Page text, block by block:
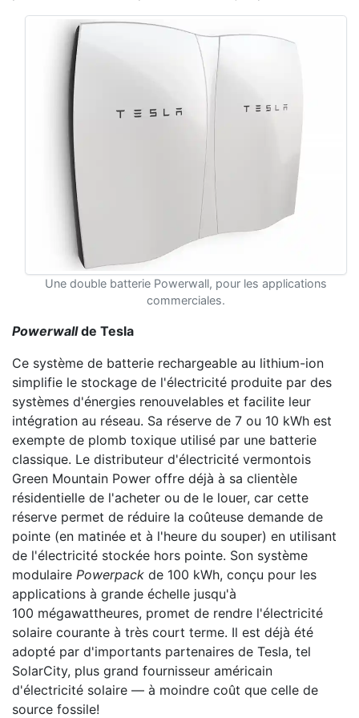
Une double batterie Powerwall, pour les applications
commerciales.
Powerwallde Tesla
Ce système de batterie rechargeable au lithium-ion
simplifie le stockage de l'électricité produite par des
systèmes d'énergies renouvelables et facilite leur
intégration au réseau. Sa réserve de 7 ou 10 kWh est
exempte de plomb toxique utilisé par une batterie
classique. Le distributeur d'électricité vermontois
Green Mountain Power offre déjà à sa clientèle
résidentielle de l'acheter ou de le louer, car cette
réserve permet de réduire la coûteuse demande de
pointe (en matinée et à l'heure du souper) en utilisant
de l'électricité stockée hors pointe. Son système
modulaire Powerpack de 100 kWh, conçu pour les
applications à grande échelle jusqu'à
100 mégawattheures, promet de rendre l'électricité
solaire courante à très court terme. Il est déjà été
adopté par d'importants partenaires de Tesla, tel
SolarCity, plus grand fournisseur américain
d'électricité solaire — à moindre coût que celle de
source fossile!